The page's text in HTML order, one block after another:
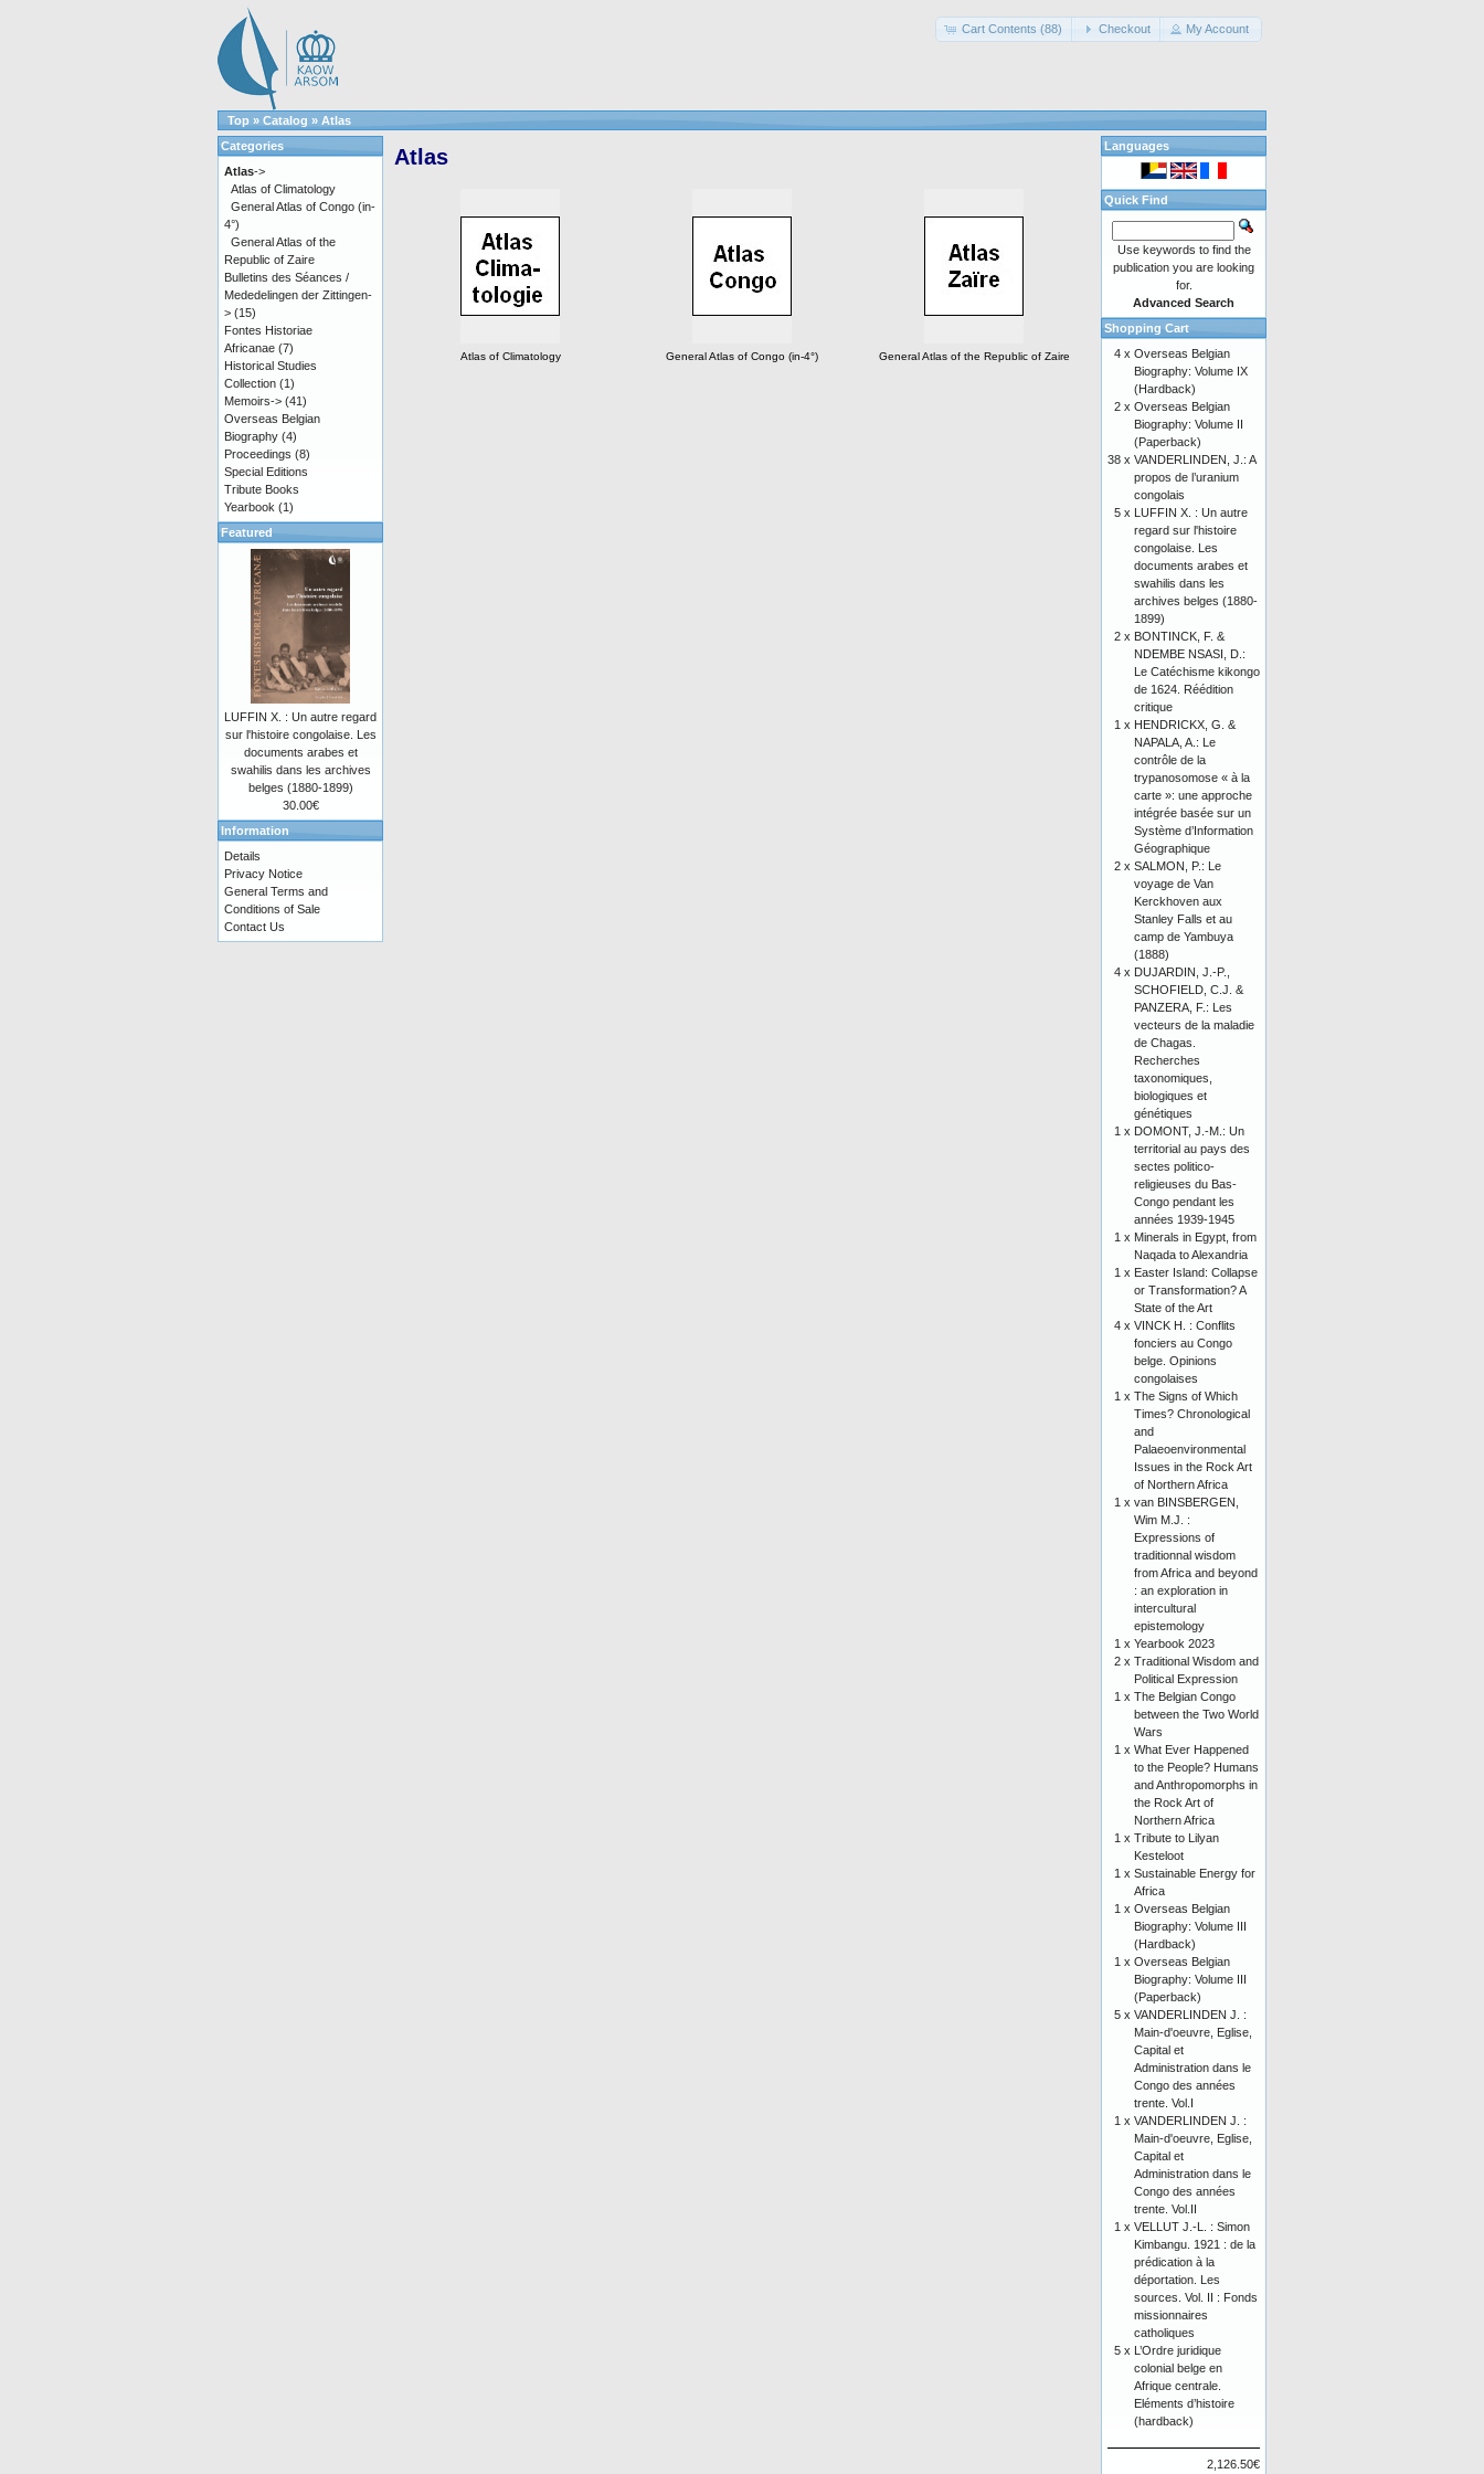
Cart Contents (88) Checkout My Account
Top » Catalog » Atlas
Atlas
Atlas of Climatology General Atlas of Congo (in-4°) General Atlas of the Republic of Zaire
Categories
Atlas->
Atlas of Climatology
General Atlas of Congo (in-
4°)
General Atlas of the
Republic of Zaire
Bulletins des Séances /
Mededelingen der Zittingen-
> (15)
Fontes Historiae
Africanae (7)
Historical Studies
Collection (1)
Memoirs-> (41)
Overseas Belgian
Biography (4)
Proceedings (8)
Special Editions
Tribute Books
Yearbook (1)
Featured
LUFFIN X. : Un autre regard
sur l'histoire congolaise. Les
documents arabes et
swahilis dans les archives
belges (1880-1899)
30.00€
Information
Details
Privacy Notice
General Terms and
Conditions of Sale
Contact Us
Languages
Quick Find
Use keywords to find the
publication you are looking
for.
Advanced Search
Shopping Cart
4 x Overseas Belgian
Biography: Volume IX
(Hardback)
2 x Overseas Belgian
Biography: Volume II
(Paperback)
38 x VANDERLINDEN, J.: A
propos de l’uranium
congolais
5 x LUFFIN X. : Un autre
regard sur l'histoire
congolaise. Les
documents arabes et
swahilis dans les
archives belges (1880-
1899)
2 x BONTINCK, F. &
NDEMBE NSASI, D.:
Le Catéchisme kikongo
de 1624. Réédition
critique
1 x HENDRICKX, G. &
NAPALA, A.: Le
contrôle de la
trypanosomose « à la
carte »: une approche
intégrée basée sur un
Système d’Information
Géographique
2 x SALMON, P.: Le
voyage de Van
Kerckhoven aux
Stanley Falls et au
camp de Yambuya
(1888)
4 x DUJARDIN, J.-P.,
SCHOFIELD, C.J. &
PANZERA, F.: Les
vecteurs de la maladie
de Chagas.
Recherches
taxonomiques,
biologiques et
génétiques
1 x DOMONT, J.-M.: Un
territorial au pays des
sectes politico-
religieuses du Bas-
Congo pendant les
années 1939-1945
1 x Minerals in Egypt, from
Naqada to Alexandria
1 x Easter Island: Collapse
or Transformation? A
State of the Art
4 x VINCK H. : Conflits
fonciers au Congo
belge. Opinions
congolaises
1 x The Signs of Which
Times? Chronological
and
Palaeoenvironmental
Issues in the Rock Art
of Northern Africa
1 x van BINSBERGEN,
Wim M.J. :
Expressions of
traditionnal wisdom
from Africa and beyond
: an exploration in
intercultural
epistemology
1 x Yearbook 2023
2 x Traditional Wisdom and
Political Expression
1 x The Belgian Congo
between the Two World
Wars
1 x What Ever Happened
to the People? Humans
and Anthropomorphs in
the Rock Art of
Northern Africa
1 x Tribute to Lilyan
Kesteloot
1 x Sustainable Energy for
Africa
1 x Overseas Belgian
Biography: Volume III
(Hardback)
1 x Overseas Belgian
Biography: Volume III
(Paperback)
5 x VANDERLINDEN J. :
Main-d'oeuvre, Eglise,
Capital et
Administration dans le
Congo des années
trente. Vol.I
1 x VANDERLINDEN J. :
Main-d'oeuvre, Eglise,
Capital et
Administration dans le
Congo des années
trente. Vol.II
1 x VELLUT J.-L. : Simon
Kimbangu. 1921 : de la
prédication à la
déportation. Les
sources. Vol. II : Fonds
missionnaires
catholiques
5 x L’Ordre juridique
colonial belge en
Afrique centrale.
Eléments d’histoire
(hardback)
2,126.50€